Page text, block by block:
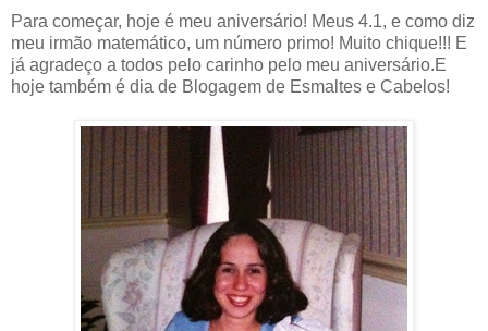
Para começar, hoje é meu aniversário! Meus 4.1, e como diz
meu irmão matemático, um número primo! Muito chique!!! E
já agradeço a todos pelo carinho pelo meu aniversário.E
hoje também é dia de Blogagem de Esmaltes e Cabelos!